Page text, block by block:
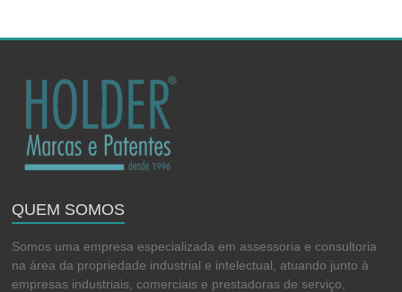
QUEM SOMOS
Somos uma empresa especializada em assessoria e consultoria
na área da propriedade industrial e intelectual, atuando junto à
empresas industriais, comerciais e prestadoras de serviço,